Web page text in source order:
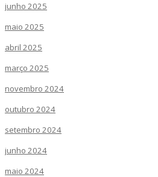
junho 2025
maio 2025
abril 2025
março 2025
novembro 2024
outubro 2024
setembro 2024
junho 2024
maio 2024